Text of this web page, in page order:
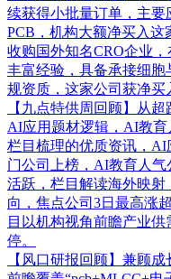
续获得小批量订单，主要
PCB，机构大额净买入
收购国外知名CRO企业
丰富经验，具备承接细
规资质，这家公司获净买
【九点特供周回顾】从
AI应用题材逻辑，AI教育
栏目梳理的优质资讯，
门公司上榜，AI教育人
活跃，栏目解读海外映
向，焦点公司3日最高涨
目以机构视角前瞻产业
停。
【风口研报回顾】兼顾